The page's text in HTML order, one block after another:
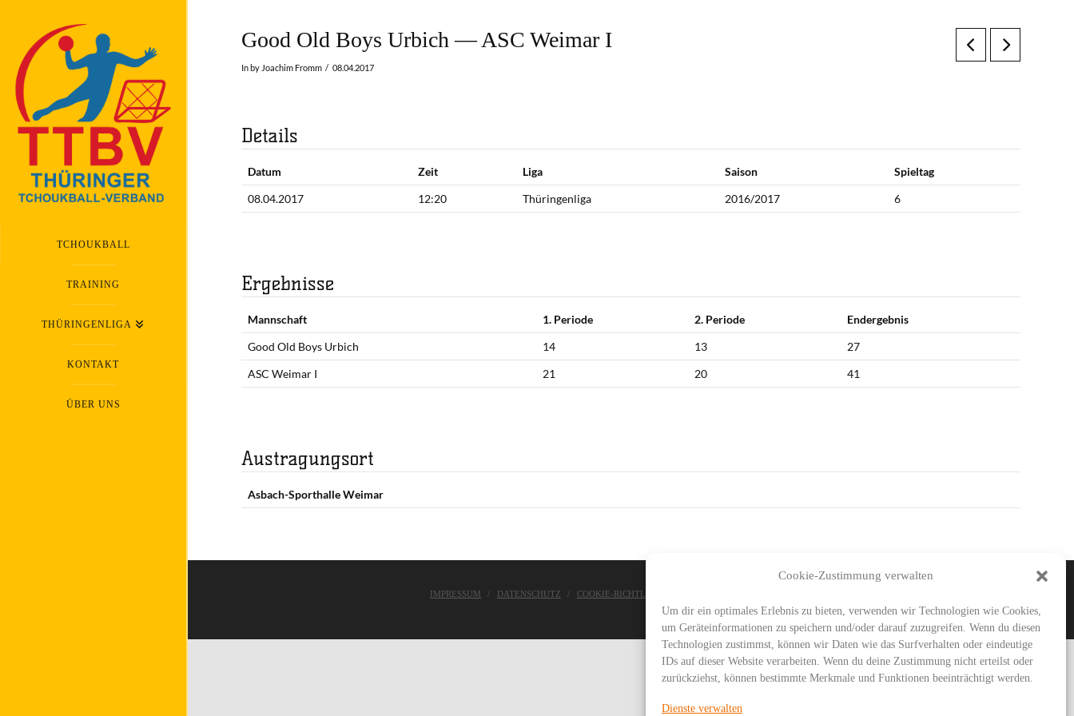
Cookie-Zustimmung verwalten
Um dir ein optimales Erlebnis zu bieten, verwenden wir Technologien wie Cookies,
um Geräteinformationen zu speichern und/oder darauf zuzugreifen. Wenn du diesen
Technologien zustimmst, können wir Daten wie das Surfverhalten oder eindeutige
IDs auf dieser Website verarbeiten. Wenn du deine Zustimmung nicht erteilst oder
zurückziehst, können bestimmte Merkmale und Funktionen beeinträchtigt werden.
Dienste verwalten
TCHOUKBALL
TRAINING
THÜRINGENLIGA
KONTAKT
ÜBER UNS
Good Old Boys Urbich — ASC Weimar I
In by Joachim Fromm 08.04.2017
Details
Datum Zeit Liga Saison
Spieltag
08.04.2017
12:20 Thüringenliga 2016/2017 6
Ergebnisse
Mannschaft 1. Periode 2. Periode
Endergebnis
Good Old Boys Urbich
14 13
27
ASC Weimar I
21 20 41
Austragungsort
Asbach-Sporthalle Weimar
IMPRESSUM DATENSCHUTZ COOKIE-RICHTLINIE